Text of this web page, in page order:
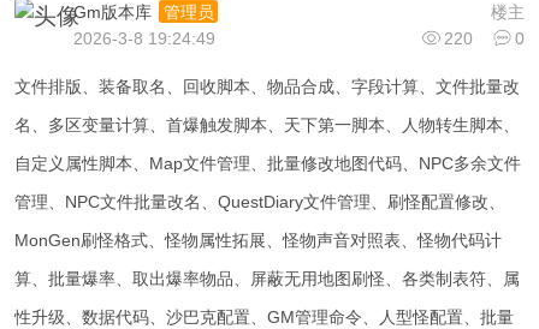
楼主
Gm版本库
管理员
220
0
2026-3-8 19:24:49
文件排版、装备取名、回收脚本、物品合成、字段计算、文件批量改
名、多区变量计算、首爆触发脚本、天下第一脚本、人物转生脚本、
自定义属性脚本、Map文件管理、批量修改地图代码、NPC多余文件
管理、NPC文件批量改名、QuestDiary文件管理、刷怪配置修改、
MonGen刷怪格式、怪物属性拓展、怪物声音对照表、怪物代码计
算、批量爆率、取出爆率物品、屏蔽无用地图刷怪、各类制表符、属
性升级、数据代码、沙巴克配置、GM管理命令、人型怪配置、批量